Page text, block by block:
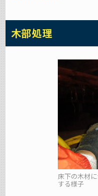
木部処理
床下の木材
する様子